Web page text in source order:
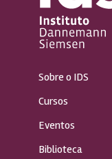
Sobre o IDS
Cursos
Eventos
Biblioteca